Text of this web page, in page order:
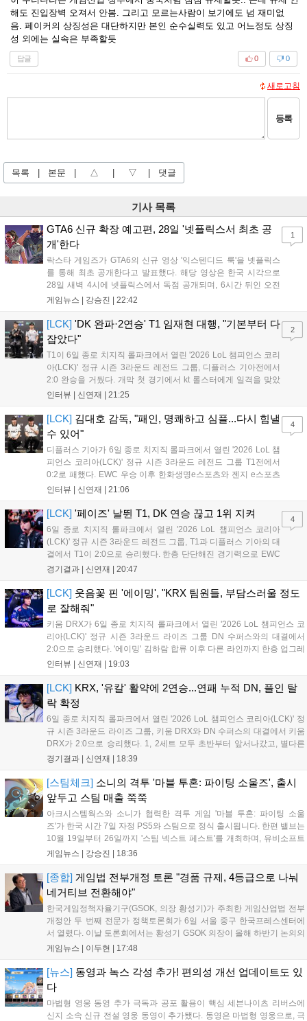
해도 진입장벽 오져서 안봄. 그리고 모르는사람이 보기에도 넘 재미없
음. 페이커의 상징성은 대단하지만 본인 순수실력도 있고 어느정도 상징
성 외에는 실속은 부족할듯
답글 0
0
새로고침
등록
목록 | 본문 | △ | ▽ | 댓글
기사 목록
GTA6 신규 확장 예고편, 28일 '넷플릭스서 최초 공
개'한다
락스타 게임즈가 GTA6의 신규 영상 '익스텐디드 룩'을 넷플릭스
를 통해 최초 공개한다고 발표했다. 해당 영상은 한국 시각으로
28일 새벽 4시에 넷플릭스에서 독점 공개되며, 6시간 뒤인 오전
10시부터 공식 유튜브와 홈페이지에서도 확인할 수 있다. 기존보
이례적인 협업이 향후 게임 마케팅 방식에 어떤 변화를 가져올지
전 세계 팬들의 이목이 쏠리고 있다....
게임뉴스 | 강승진 | 22:42
1
[LCK] 'DK 완파·2연승' T1 임재현 대행, "기본부터 다
잡았다"
T1이 6일 종로 치지직 롤파크에서 열린 '2026 LoL 챔피언스 코리
아(LCK)' 정규 시즌 3라운드 레전드 그룹, 디플러스 기아전에서
2:0 완승을 거뒀다. 개막 첫 경기에서 kt 롤스터에게 일격을 맞았
지만, 젠지 e스포츠의 홈 경기에서 원정 승리를 챙기며 분위기를
한 모습이었다. 다음은...
인터뷰 | 신연재 | 21:25
2
[LCK] 김대호 감독, "패인, 명쾌하고 심플...다시 힘낼
수 있어"
디플러스 기아가 6일 종로 치지직 롤파크에서 열린 '2026 LoL 챔
피언스 코리아(LCK)' 정규 시즌 3라운드 레전드 그룹 T1전에서
0:2로 패했다. EWC 우승 이후 한화생명e스포츠와 젠지 e스포츠
를 잡아내며 기세를 끌어올렸지만, 경기력이 제 궤도에 오른 T1은
"오늘 져서 너무 아쉽다"...
인터뷰 | 신연재 | 21:06
4
[LCK] '페이즈' 날뛴 T1, DK 연승 끊고 1위 지켜
6일 종로 치지직 롤파크에서 열린 '2026 LoL 챔피언스 코리아
(LCK)' 정규 시즌 3라운드 레전드 그룹, T1과 디플러스 기아의 대
결에서 T1이 2:0으로 승리했다. 한층 단단해진 경기력으로 EWC
우승을 기점으로 파죽지세의 연승을 이어가던 디플러스 기아를
T1은 첫 드래곤을 두드렸...
경기결과 | 신연재 | 20:47
4
[LCK] 웃음꽃 핀 '에이밍', "KRX 팀원들, 부담스러울 정도
로 잘해줘"
키움 DRX가 6일 종로 치지직 롤파크에서 열린 '2026 LoL 챔피언스 코
리아(LCK)' 정규 시즌 3라운드 라이즈 그룹 DN 수퍼스와의 대결에서
2:0으로 승리했다. '에이밍' 김하람 합류 이후 다른 라인까지 한층 업그레
이드 된 경기력을 보여주며 기분 좋은 2연승을 달렸다. 경기 종료 후 기
인터뷰 | 신연재 | 19:03
[LCK] KRX, '유칼' 활약에 2연승...연패 누적 DN, 플인 탈
락 확정
6일 종로 치지직 롤파크에서 열린 '2026 LoL 챔피언스 코리아(LCK)' 정
규 시즌 3라운드 라이즈 그룹, 키움 DRX와 DN 수퍼스의 대결에서 키움
DRX가 2:0으로 승리했다. 1, 2세트 모두 초반부터 앞서나갔고, 별다른
위기 없이 승리를 꿰찼다. DN 수퍼스는 이번 패배로 플레이-인 진출 실
경기결과 | 신연재 | 18:39
[스팀체크] 소니의 격투 '마블 투혼: 파이팅 소울즈', 출시
앞두고 스팀 매출 쭉쭉
아크시스템웍스와 소니가 협력한 격투 게임 '마블 투혼: 파이팅 소울
즈'가 한국 시간 7일 자정 PS5와 스팀으로 정식 출시됩니다. 한편 밸브는
10월 19일부터 26일까지 '스팀 넥스트 페스트'를 개최하며, 유비소프트
의 '더 디비전 리서전스'가 스팀에 출시되었고, 농장 시뮬레이션 '돌록 타
각기 다른 장르에서 이용자들의 기대를 모으고 있습니다....
게임뉴스 | 강승진 | 18:36
[종합] 게임법 전부개정 토론 "경품 규제, 4등급으로 나눠
네거티브 전환해야"
한국게임정책자율기구(GSOK, 의장 황성기)가 주최한 게임산업법 전부
개정안 두 번째 전문가 정책토론회가 6일 서울 중구 한국프레스센터에
서 열렸다. 이날 토론회에서는 황성기 GSOK 의장이 올해 하반기 논의의
주요 쟁점과 성과를 짚은 데 이어, 박종현 한양대 법학전문대학원 교수
호사가 게임 등...
게임뉴스 | 이두현 | 17:48
[뉴스] 동영과 녹스 각성 추가! 편의성 개선 업데이트도 있
다
마법형 영웅 동영 추가 극독과 공포 활용이 핵심 세븐나이츠 리버스에
신지 소속 신규 전설 영웅 동영이 추가됐다. 동영은 마법형 영웅으로, 극